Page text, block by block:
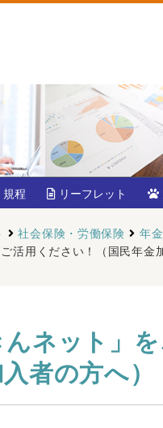
程 リーフレット
社会保険・労働保険
年金
活用ください！（国民年金
んネット」
者の方へ）